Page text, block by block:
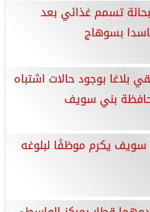
بحالة تسمم غذائي بعد
بسوهاج
بلاغا بوجود حالات اشتباه
بني سويف
يكرم موظفًا لبلوغه